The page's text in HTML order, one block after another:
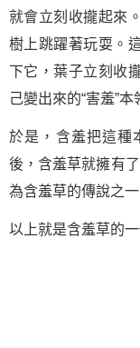
就會立刻收攏起來
樹上跳躍著玩耍。
下它，葉子立刻收
己變出來的“害羞”本
於是，含羞把這種
後，含羞草就擁有
為含羞草的傳說之一
以上就是含羞草的